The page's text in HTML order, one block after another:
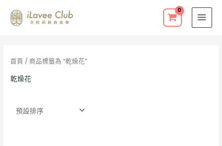
首頁 / 商品標籤為 “乾燥花”
乾燥花